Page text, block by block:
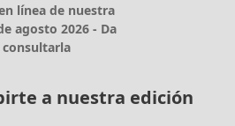
línea de nuestra
agosto 2026 - Da
consultarla
a nuestra edición